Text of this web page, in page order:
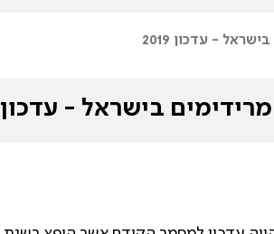
- עדכון 2019
בישראל - עדכון 2019